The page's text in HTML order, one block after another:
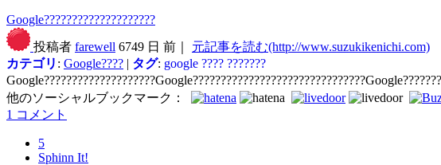
Google????????????????????
投稿者 farewell 6749 日 前｜
元記事を読む(http://www.suzukikenichi.com)
カテゴリ : Google???? | タグ: google ???? ???????
他のソーシャルブックマーク：
1 コメント
5
Sphinn It!